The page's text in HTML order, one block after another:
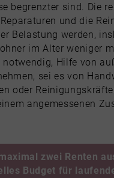
begrenzter sind. Die
und die
Belastung werden,
im Alter weniger
Hilfe von
sei es von
oder
angemessenen
zwei Renten
Budget für